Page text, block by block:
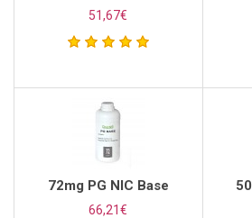
51,67€
72mg PG NIC Base
66,21€